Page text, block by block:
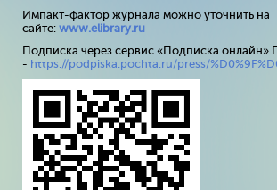
Импакт-фактор журнала можно уточнить на
сайте: www.elibrary.ru
Подписка через сервис «Подписка онлайн»
- https://podpiska.pochta.ru/press/